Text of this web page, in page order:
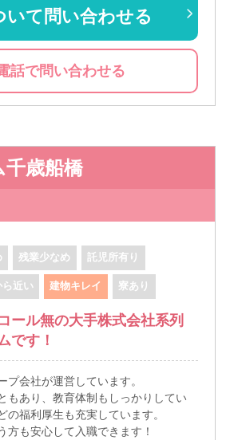
いて問い合わせる
話で問い合わせる
千歳船橋
残業少なめ 託児所有り
ら近い 建物キレイ 寮あり
ール無の大手株式会社系列
です！
プ会社が運営しています。
もあり、教育体制もしっかりしてい
の福利厚生も充実しています。
方も安心して入職できます！